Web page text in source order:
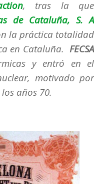
, tras la que
de Cataluña, S. A
la práctica totalidad
en Cataluña. FECSA
y entró en el
motivado por
años 70.